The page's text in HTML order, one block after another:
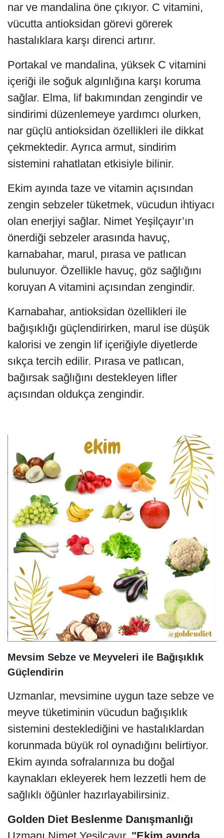
nar ve mandalina öne çıkıyor. C vitamini,
vücutta antioksidan görevi görerek
hastalıklara karşı direnci artırır.
Portakal ve mandalina, yüksek C vitamini
içeriği ile soğuk algınlığına karşı koruma
sağlar. Elma, lif bakımından zengindir ve
sindirimi düzenlemeye yardımcı olurken,
nar güçlü antioksidan özellikleri ile dikkat
çekmektedir. Ayrıca armut, sindirim
sistemini rahatlatan etkisiyle bilinir.
Ekim ayında taze ve vitamin açısından
zengin sebzeler tüketmek, vücudun ihtiyacı
olan enerjiyi sağlar. Nimet Yeşilçayır’ın
önerdiği sebzeler arasında havuç,
karnabahar, marul, pırasa ve patlıcan
bulunuyor. Özellikle havuç, göz sağlığını
koruyan A vitamini açısından zengindir.
Karnabahar, antioksidan özellikleri ile
bağışıklığı güçlendirirken, marul ise düşük
kalorisi ve zengin lif içeriğiyle diyetlerde
sıkça tercih edilir. Pırasa ve patlıcan,
bağırsak sağlığını destekleyen lifler
açısından oldukça zengindir.
Mevsim Sebze ve Meyveleri ile Bağışıklık
Güçlendirin
Uzmanlar, mevsimine uygun taze sebze ve
meyve tüketiminin vücudun bağışıklık
sistemini desteklediğini ve hastalıklardan
korunmada büyük rol oynadığını belirtiyor.
Ekim ayında sofralarınıza bu doğal
kaynakları ekleyerek hem lezzetli hem de
sağlıklı öğünler hazırlayabilirsiniz.
Golden Diet Beslenme Danışmanlığı